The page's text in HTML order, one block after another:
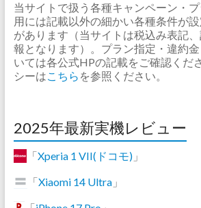
当サイトで扱う各種キャンペーン・
用には記載以外の細かい各種条件が
があります（当サイトは税込み表記
報となります）。プラン指定・違約
いては各公式HPの記載をご確認くだ
シーはこちら を参照ください。
2025年最新実機レビュー
「Xperia 1 VII(ドコモ)」
「Xiaomi 14 Ultra」